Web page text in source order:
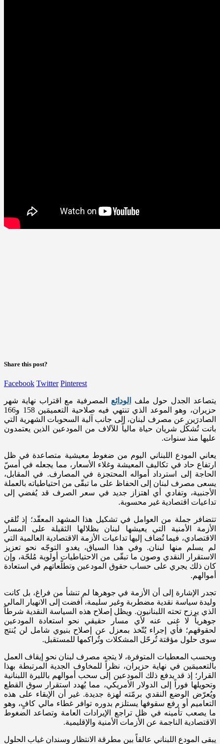
Share this post?
Facebook Twitter Pinterest
يتصاعد الجدل حول ملف الودائع المصرفية مع اقتراب نهاية شهر
حزيران، وهو الموعد الذي تنتهي فيه صلاحية التعميمَين 158 و166
الصادرَين عن مصرف لبنان، إلى جانب آلية السحوبات الشهرية التي
باتت تُشكّل شريان حياة مالياً للآلاف من المودعين الذين يعتمدون
عليها منذ سنوات.
يعاني المودع اللبناني اليوم من ضغوط معيشية متصاعدة في ظل
ارتفاع حاد في تكاليف المعيشة وغلاء الأسعار، مما يجعله في أمسّ
الحاجة إلى استرداد أمواله المحتجزة في المصارف. في المقابل،
يسعى مصرف لبنان إلى الحفاظ على ما تبقّى من احتياطياته بالعملة
الأجنبية، وتفادي أي اهتزاز جديد في سعر الصرف قد يُفضي إلى
تداعيات اقتصادية غير محسوبة.
تتضافر جملة من العوامل في تشكيل هذا المشهد المعقّد؛ إذ تُلقي
الأزمة الأمنية التي يعيشها لبنان بظلالها الثقيلة على المسار
الاقتصادي، فيما تُضاف إليها تداعيات الأزمة الاقتصادية العالمية التي
لم يسلم منها لبنان. وفي هذا السياق، يغدو التوجّه نحو تعزيز
الاستقرار النقدي وصون ما تبقّى من الاحتياطيات أولوية مُلحّة، وإن
كان ذلك يجري على حساب حقوق المودعين وتطلّعاتهم في استعادة
أموالهم.
تجدر الإشارة إلى أن الأزمة في جوهرها لم تنشأ من فراغ، بل كانت
وليدة سياسة نقدية مضطربة وغير سليمة، أفضت إلى الانهيار المالي
الذي يرزح تحته اللبنانيون. ويظل إصلاح هذه السياسة النقدية شرطاً
جوهرياً لا غنى عنه لأي مسار حقيقي نحو استعادة المودعين
لحقوقهم؛ فأي إجراء يُتّخذ بمعزل عن إصلاح بنيوي شامل لن يُنتج
سوى حلول مؤقتة تُرحّل المشكلات وتُراكمها للمستقبل.
وبحسب المعطيات المتوفرة، لا يتجه مصرف لبنان نحو إيقاف العمل
بالتعميمَين في نهاية حزيران، نظراً للمخاوف الجدية المرتبطة بهذا
القرار؛ إذ قد يدفع ذلك المودعين إلى سحب أموالهم بالليرة اللبنانية
وتحويلها فوراً إلى الدولار الأمريكي، مما يُهدد استقرار سوق القطع
ويُعرّض الوضع النقدي برمّته لهزة جديدة. غير أن الإبقاء على هذه
التعاميم أو رفع سقوفها يستلزم بدوره توافر غطاء مالي كافٍ، وهو
ما يصعب تأمينه في ظل تراجع الإيرادات العامة وتصاعد الضغوط
الاقتصادية الناجمة عن الأزمات الأمنية والإقليمية.
يبقى المودع اللبناني عالقاً بين مطرقة الانتظار وسندان غياب الحلول